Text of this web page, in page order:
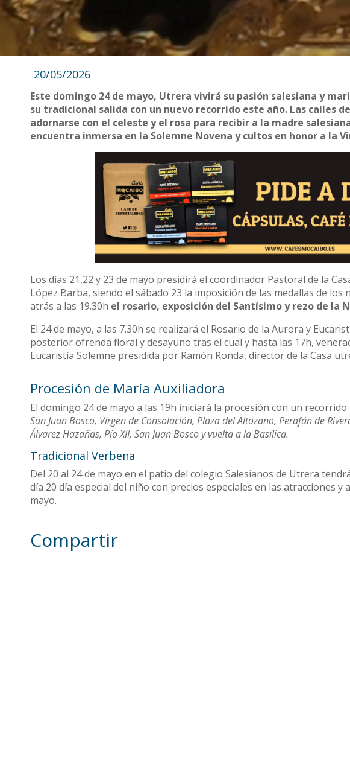
20/05/2026
Este domingo 24 de mayo, Utrera vivirá su pasión salesiana y
su tradicional salida con un nuevo recorrido este año. Las calles
adornarse con el celeste y el rosa para recibir a la madre
encuentra inmersa en la Solemne Novena y cultos en honor a la
Los días 21,22 y 23 de mayo presidirá el coordinador Pastoral de la
López Barba, siendo el sábado 23 la imposición de las medallas de
atrás a las 19.30h el rosario, exposición del Santísimo y rezo de la
El 24 de mayo, a las 7.30h se realizará el Rosario de la Aurora y
posterior ofrenda floral y desayuno tras el cual y hasta las 17h,
Eucaristía Solemne presidida por Ramón Ronda, director de la Casa
Procesión de María Auxiliadora
El domingo 24 de mayo a las 19h iniciará la procesión con un
San Juan Bosco, Virgen de Consolación, Plaza del Altozano, Perafán de
Álvarez Hazañas, Pío XII, San Juan Bosco y vuelta a la Basílica.
Tradicional Verbena
Del 20 al 24 de mayo en el patio del colegio Salesianos de Utrera
día 20 día especial del niño con precios especiales en las atracciones y
mayo.
Compartir